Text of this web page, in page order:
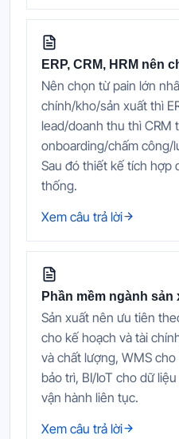
ERP, CRM, HRM nên
Nên chọn từ pain lớn
chính/kho/sản xuất thì
lead/doanh thu thì CRM
onboarding/chấm công/
Sau đó thiết kế tích hợp
thống.
Xem câu trả lời
Phần mềm ngành
Sản xuất nên ưu tiên
cho kế hoạch và tài
và chất lượng, WMS
bảo trì, BI/IoT cho dữ
vận hành liên tục.
Xem câu trả lời